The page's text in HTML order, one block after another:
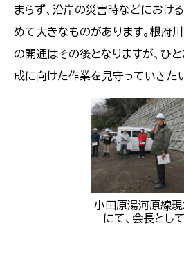
まらず、沿岸の災害時などにおけ
めて大きなものがあります。根府
の開通はその後となりますが、ひ
成に向けた作業を見守っていきた
小田原湯河原線
にて、会長とし